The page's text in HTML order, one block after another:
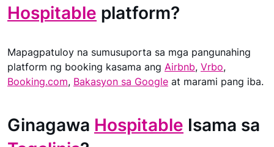
Hospitable platform?
Mapagpatuloy na sumusuporta sa mga pangunahing
platform ng booking kasama ang Airbnb, Vrbo,
Booking.com, Bakasyon sa Google at marami pang iba.
Ginagawa Hospitable Isama sa